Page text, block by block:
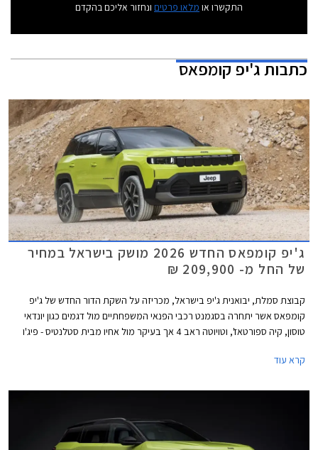
התקשרו או מלאו פרטים ונחזור אליכם בהקדם
כתבותג'יפ קומפאס
ג'יפ קומפאס החדש 2026 מושק בישראל במחיר
של החל מ- 209,900 ₪
קבוצת סמלת, יבואנית ג'יפ בישראל, מכריזה על השקת הדור החדש של ג'יפ
קומפאס אשר יתחרה בסגמנט רכבי הפנאי המשפחתיים מול דגמים כגון יונדאי
טוסון, קיה ספורטאז', וטויוטה ראב 4 אך בעיקר מול אחיו מבית סטלנטיס - פיג'ו
ופלטפורמה זהות במחירים זולים משמעותית.
קרא עוד